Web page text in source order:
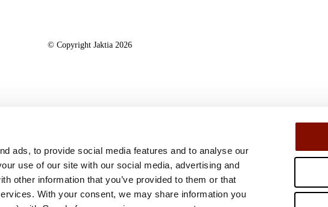
ads, to provide social media features and to analyse our
use of our site with our social media, advertising and
other information that you’ve provided to them or that
With your consent, we may share information you
© Copyright Jaktia 2026